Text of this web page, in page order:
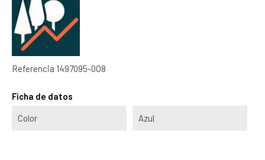
Referencia 1497095-0O8
Ficha de datos
Color Azul